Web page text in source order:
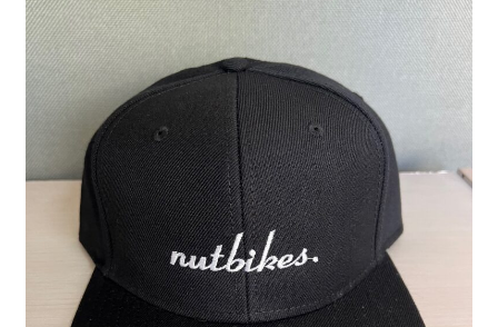
WORKS
よくある質問
FAQ
ブログ
BLOG
お問い合わせ
CONTACT